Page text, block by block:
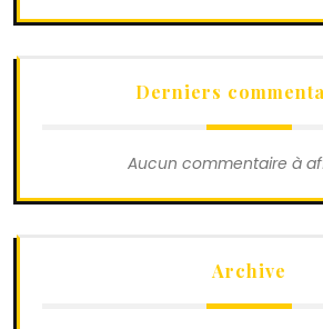
Derniers
Aucun commentaire à
Archive